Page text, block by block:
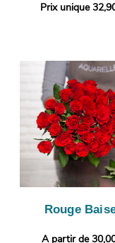
Prix unique
Rouge
A partir de